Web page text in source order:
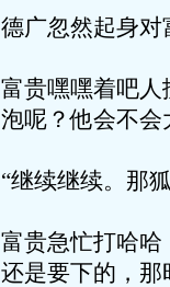
德广忽然起身对
富贵嘿嘿着吧
泡呢？他会不会
“继续继续。那
富贵急忙打哈
还是要下的，那